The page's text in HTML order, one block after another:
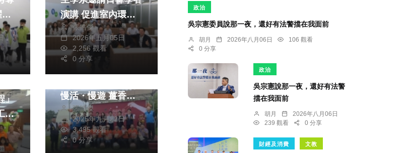
演講 促進室內環境
健康學術交流
張皓傑
2026年五月05日
2,256 觀看
0 分享
」
為
旅遊 美食
2025風情萬種薑麻
慢活・慢遊 薑香農
村盛宴
張皓傑
2025年九月22日
3,495 觀看
0 分享
政治
吳宗憲委員說那一夜，還好有法警擋在我面前
胡月 2026年八月06日
106 觀看
0 分享
政治
吳宗憲說那一夜，還好有法警
擋在我面前
胡月
2026年八月06日
239 觀看
0 分享
財經及消費 文教